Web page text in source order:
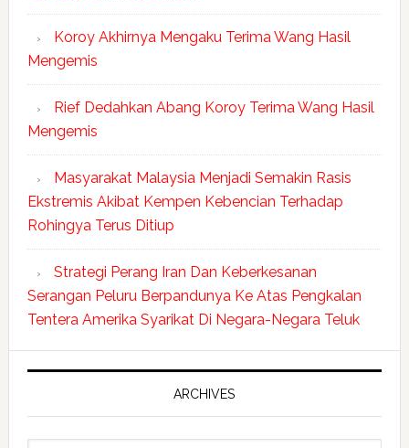
Koroy Akhirnya Mengaku Terima Wang Hasil
Mengemis
Rief Dedahkan Abang Koroy Terima Wang Hasil
Mengemis
Masyarakat Malaysia Menjadi Semakin Rasis
Ekstremis Akibat Kempen Kebencian Terhadap
Rohingya Terus Ditiup
Strategi Perang Iran Dan Keberkesanan
Serangan Peluru Berpandunya Ke Atas Pengkalan
Tentera Amerika Syarikat Di Negara-Negara Teluk
ARCHIVES